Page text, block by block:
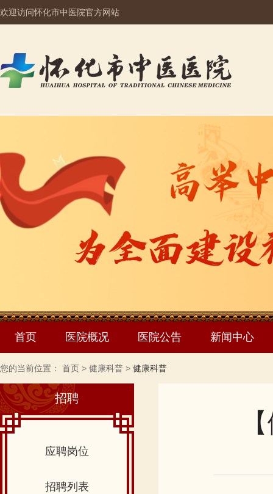
欢迎访问怀化市中医院官方网站
首页 医院概况 医院公告 新闻中心
您的当前位置： 首页 > 健康科普 > 健康科普
招聘
应聘岗位
招聘列表